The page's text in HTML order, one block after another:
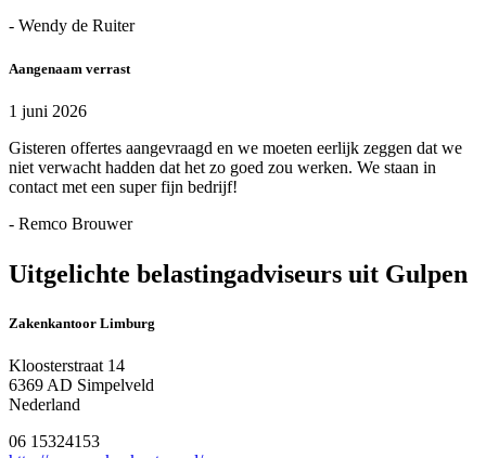
- Wendy de Ruiter
Aangenaam verrast
1 juni 2026
Gisteren offertes aangevraagd en we moeten eerlijk zeggen dat we
niet verwacht hadden dat het zo goed zou werken. We staan in
contact met een super fijn bedrijf!
- Remco Brouwer
Uitgelichte belastingadviseurs uit Gulpen
Zakenkantoor Limburg
Kloosterstraat 14
6369 AD Simpelveld
Nederland
06 15324153